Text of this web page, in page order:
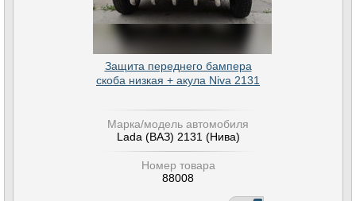
Защита переднего бампера
скоба низкая + акула Niva 2131
Марка/модель автомобиля
Lada (ВАЗ) 2131 (Нива)
Номер товара
88008